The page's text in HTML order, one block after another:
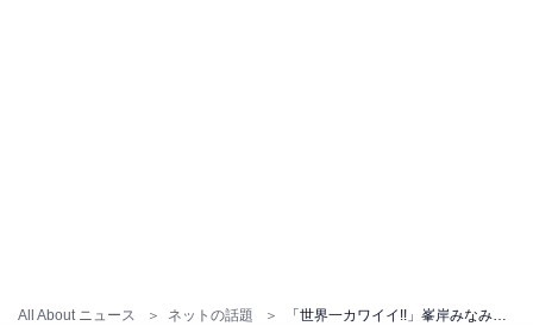
All About ニュース ネットの話題 「世界一カワイイ!!」峯岸みなみ、夫・てつやとのウエディングフォト披露！ 「2人のお写真最高に可愛い」